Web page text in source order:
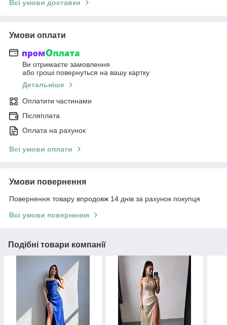
Всі умови доставки
Умови оплати
Ви отримаєте замовлення
або гроші повернуться на вашу картку
Детальніше
Оплатити частинами
Післяплата
Оплата на рахунок
Всі умови оплати
Умови повернення
Повернення товару впродовж 14 днів за рахунок покупця
Всі умови повернення
Подібні товари компанії